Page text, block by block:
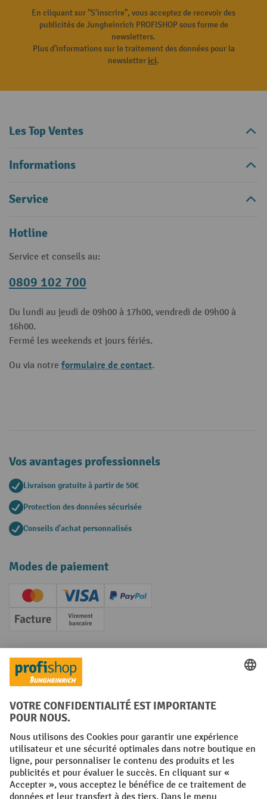
En cliquant sur "S'inscrire", vous acceptez de recevoir des
publicités de Jungheinrich PROFISHOP sous forme de
newsletters.
Plus d'informations sur le traitement des données pour la
newsletterici.
Les Top Ventes
Informations
Service
Hotline
Service et conseils au:
0809 102 700
Du lundi au jeudi de 09h00 à 17h00, vendredi de 09h00 à
16h00.
Fermé les weekends et jours fériés.
Ou via notre formulaire de contact.
Vos avantages professionnels
Livraison gratuite à partir de 50€
Protection des données sécurisée
Conseils d'achat personnalisés
Modes de paiement
Creditcard (Master)Creditcard (Visa)
PayPal
Facture Paiement anticipé
Réseaux sociaux
Facebook
YouTube
LinkedInInstagram
Conditions générales Mentions légales
Protection des Données Politique de cookies
All prices excl. VAT plusshipping costsand possible delivery charges,